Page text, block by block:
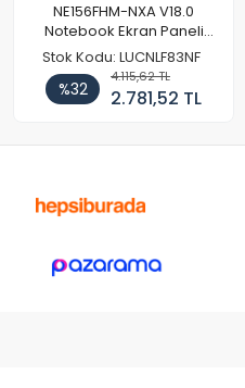
NE156FHM-NXA V18.0
Notebook Ekran Paneli
144Hz
Stok Kodu: LUCNLF83NF
%32
4.115,62 TL
2.781,52 TL